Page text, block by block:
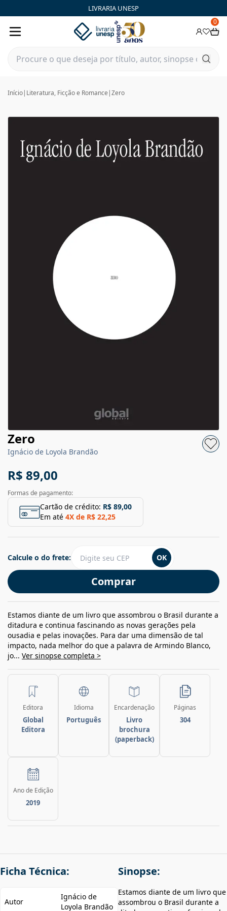
LIVRARIA UNESP
0
Início| Literatura, Ficção e Romance |Zero
Zero
Ignácio de Loyola Brandão
R$ 89,00
Formas de pagamento:
Cartão de crédito: R$ 89,00
Em até 4X de R$ 22,25
Comprar
Calcule o do frete: OK
Estamos diante de um livro que assombrou o Brasil durante a
ditadura e continua fascinando as novas gerações pela
ousadia e pelas inovações. Para dar uma dimensão de tal
impacto, nada melhor do que a palavra de Armindo Blanco,
jo... Ver sinopse completa >
Editora
Global
Editora
Idioma
Português
Encardenação
Livro
brochura
(paperback)
Páginas
304
Ano de Edição
2019
Ficha Técnica:
Autor
Ignácio de
Loyola Brandão
Sinopse:
Estamos diante de um livro que
assombrou o Brasil durante a